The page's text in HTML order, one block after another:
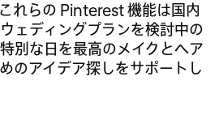
れらの Pinterest 機能は国内
ェディングプランを検討中の
別な日を最高のメイクとヘア
のアイデア探しをサポートし